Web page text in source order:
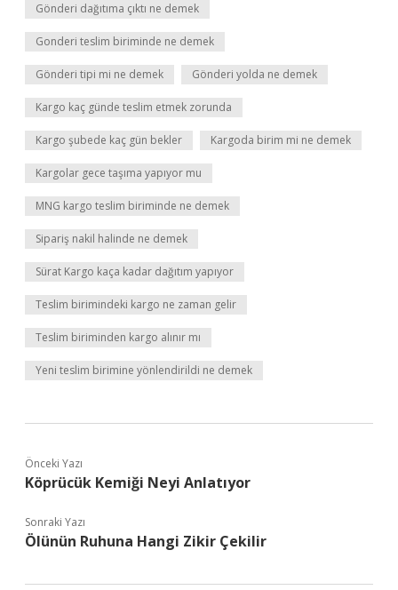
Gönderi dağıtıma çıktı ne demek
Gonderi teslim biriminde ne demek
Gönderi tipi mi ne demek Gönderi yolda ne demek
Kargo kaç günde teslim etmek zorunda
Kargo şubede kaç gün bekler Kargoda birim mi ne demek
Kargolar gece taşıma yapıyor mu
MNG kargo teslim biriminde ne demek
Sipariş nakil halinde ne demek
Sürat Kargo kaça kadar dağıtım yapıyor
Teslim birimindeki kargo ne zaman gelir
Teslim biriminden kargo alınır mı
Yeni teslim birimine yönlendirildi ne demek
Önceki Yazı
Köprücük Kemiği Neyi Anlatıyor
Sonraki Yazı
Ölünün Ruhuna Hangi Zikir Çekilir